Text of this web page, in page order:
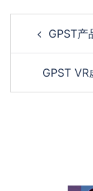
navigation
GPST产
GPST